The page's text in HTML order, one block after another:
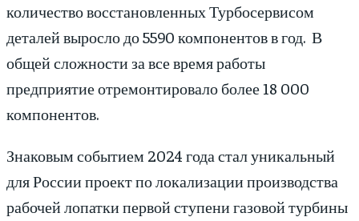
количество восстановленных Турбосервисом
деталей выросло до 5590 компонентов в год. В
общей сложности за все время работы
предприятие отремонтировало более 18 000
компонентов.
Знаковым событием 2024 года стал уникальный
для России проект по локализации производства
рабочей лопатки первой ступени газовой турбины